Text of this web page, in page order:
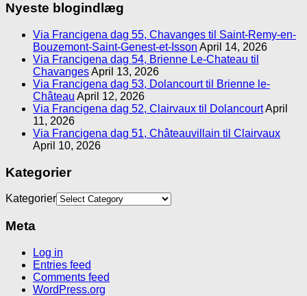
Nyeste blogindlæg
Via Francigena dag 55, Chavanges til Saint-Remy-en-
Bouzemont-Saint-Genest-et-Isson April 14, 2026
Via Francigena dag 54, Brienne Le-Chateau til
ChavangesApril 13, 2026
Via Francigena dag 53, Dolancourt til Brienne le-
Château April 12, 2026
Via Francigena dag 52, Clairvaux til DolancourtApril
11, 2026
Via Francigena dag 51, Châteauvillain til Clairvaux
April 10, 2026
Kategorier
Kategorier
Meta
Log in
Entries feed
Comments feed
WordPress.org